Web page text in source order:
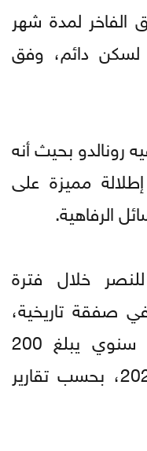
الفاخر لمدة شهر
دائم، وفق
رونالدو بحيث أنه
مميزة على
الرفاهية.
خلال فترة
في صفقة تاريخية،
سيحصل خلالها على راتب سنوي يبلغ 200
مليون يورو حتى صيف 2025، بحسب تقارير